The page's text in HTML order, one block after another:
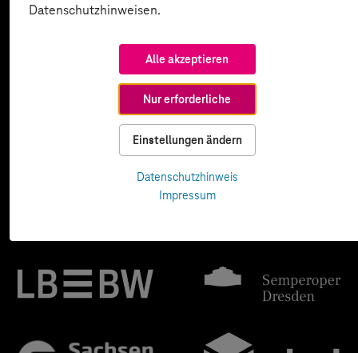
Datenschutzhinweisen.
Alle akzeptieren
Nur erforderliche
Einstellungen ändern
Datenschutzhinweis
Impressum